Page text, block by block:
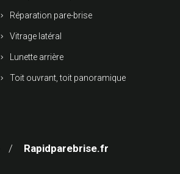
Réparation pare-brise
Vitrage latéral
Lunette arrière
Toit ouvrant, toit panoramique
Rapidparebrise.fr